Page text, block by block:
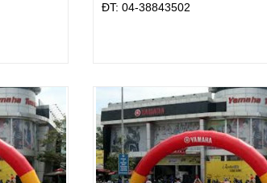
ÐT: 04-38843502